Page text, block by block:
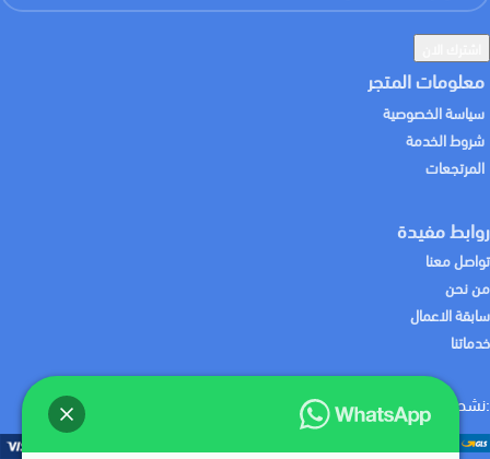
معلومات المتجر
سياسة الخصوصية
شروط الخدمة
المرتجعات
روابط مفيدة
تواصل معنا
من نحن
سابقة الاعمال
خدماتنا
:نشحن لك منتجاتك باستخدام